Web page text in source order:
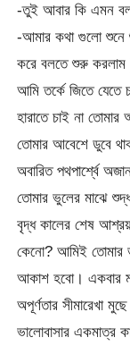
-তুই আবার কি এমন
-আমার কথা গুলো শুনে
করে বলতে শুরু করলাম
আমি তর্কে জিতে যেতে
হারাতে চাই না
তোমার আবেশে ডুবে
অবারিত পথপার্শ্বে
তোমার ভুলের মাঝে
বৃদ্ধ কালের শেষ
কেনো? আমিই তোমার
আকাশ হবো। একবার
অপূর্ণতার সীমারেখা
ভালোবাসার একমাত্র